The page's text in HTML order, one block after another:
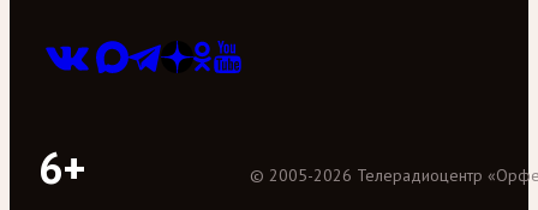
6+ © 2005-2026 Телерадиоцентр